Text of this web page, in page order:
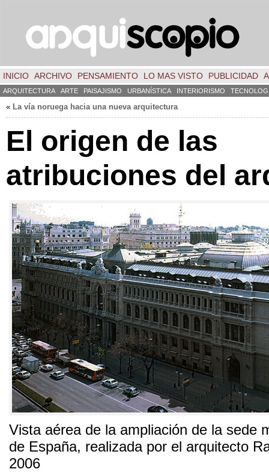
INICIO ARCHIVO PENSAMIENTO LO MAS VISTO PUBLICIDAD
ARQUITECTURA ARTE PAISAJISMO URBANÍSTICA INTERIORISMO
« La vía noruega hacia una nueva arquitectura
El origen de las
atribuciones del
Vista aérea de la ampliación de la sede
de España, realizada por el arquitecto
2006